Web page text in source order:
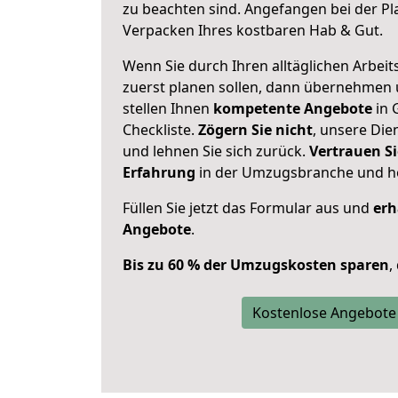
zu beachten sind. Angefangen bei der
Verpacken Ihres kostbaren Hab & Gut.
Wenn Sie durch Ihren alltäglichen
zuerst planen sollen, dann
stellen Ihnen kompetente Angebote in
Checkliste. Zögern Sie nicht, unsere
und lehnen Sie sich zurück. Vertrauen
Erfahrung in der Umzugsbranche und
Füllen Sie jetzt das Formular aus und
Angebote.
Bis zu 60 % der Umzugskosten sparen,
Kostenlose